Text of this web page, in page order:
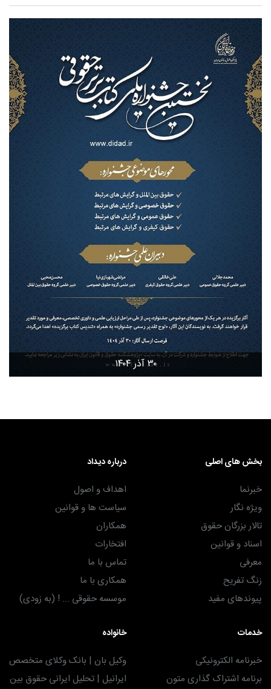
۳۰ آذر ۱۴۰۴
بخش های اصلی
خبرنما
ویژه نگار
تالار بزرگان حقوق
اسناد و قوانین
معرفی
زنگ تفریح
پیوندهای مفید
درباره دیداد
اهداف و اصول
سیاست ها و قوانین
همکاران
افتخارات
تماس با ما
همکاری با ما
موسسه حقوقی ... ! (به زودی)
خدمات
خبرنامه الکترونیکی
برنامه اشتراک گذاری متون
خانواده
وکیل بان | بانک وکلای متخصص
ایرانیل | تحلیل ایرانی حقوق بین